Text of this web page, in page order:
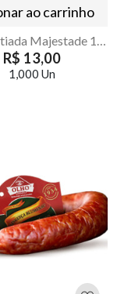
ao carrinho
R$ 13,00
1,000 Un